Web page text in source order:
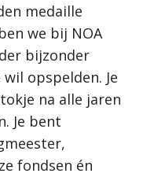
medaille
we bij NOA
bijzonder
opspelden. Je
na alle jaren
Je bent
fondsen én